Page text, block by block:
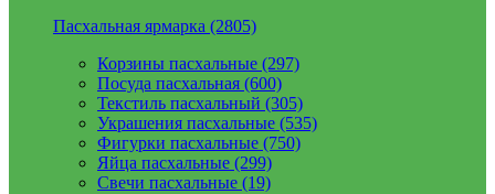
Пасхальная ярмарка (2805)
Корзины пасхальные (297)
Посуда пасхальная (600)
Текстиль пасхальный (305)
Украшения пасхальные (535)
Фигурки пасхальные (750)
Яйца пасхальные (299)
Свечи пасхальные (19)